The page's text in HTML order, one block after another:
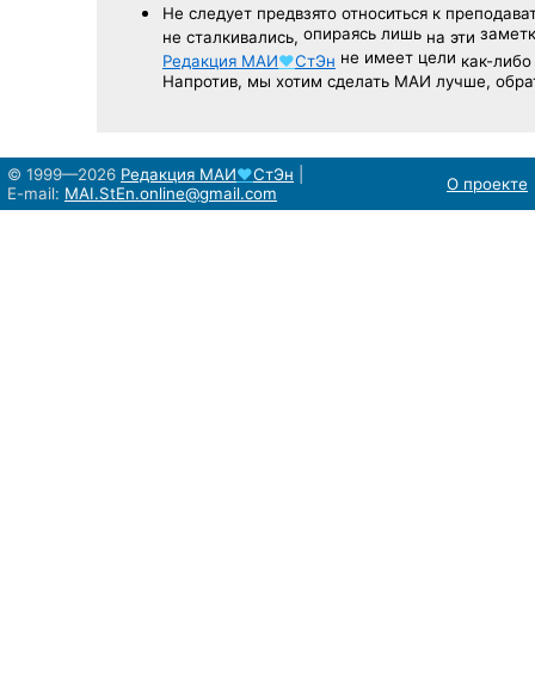
Не следует предвзято относиться к
не сталкивались, опираясь лишь на эти
Редакция МАИ♥СтЭн не имеет цели как-либо
Напротив, мы хотим сделать МАИ лучше,
© 1999—2026 Редакция МАИ♥СтЭн
E-mail: MAI.StEn.online@gmail.com О проекте